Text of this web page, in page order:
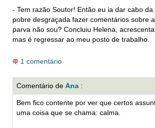
- Tem razão Soutor! Então eu ia dar cabo
pobre desgraçada fazer comentários sobre
parva não sou? Concluiu Helena,
mas é regressar ao meu posto de trabalho.
1 comentário
Comentário de Ana :
Bem fico contente por ver que certos
uma coisa que se chama: calma.